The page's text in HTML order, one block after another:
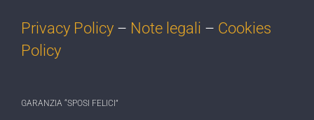
Privacy Policy – Note legali – Cookies
Policy
GARANZIA “SPOSI FELICI”